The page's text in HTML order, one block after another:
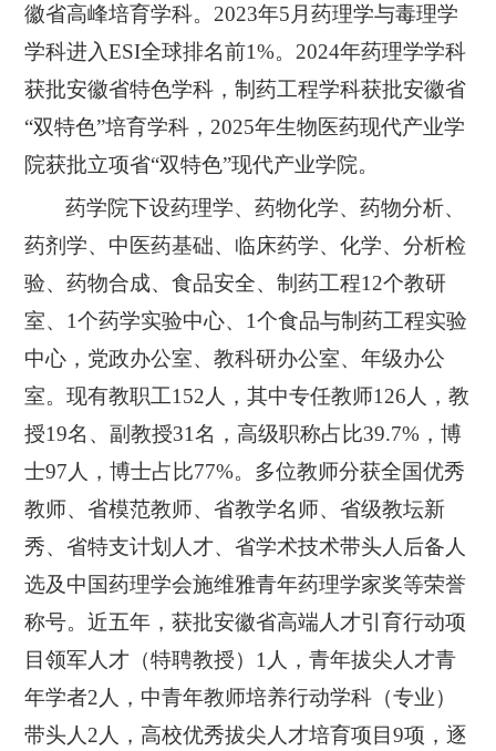
徽省高峰培育学科。2023年5月药理学与毒理学
学科进入ESI全球排名前1%。2024年药理学学科
获批安徽省特色学科，制药工程学科获批安徽省
“双特色”培育学科，2025年生物医药现代产业学
院获批立项省“双特色”现代产业学院。
药学院下设药理学、药物化学、药物分析、
药剂学、中医药基础、临床药学、化学、分析检
验、药物合成、食品安全、制药工程12个教研
室、1个药学实验中心、1个食品与制药工程实验
中心，党政办公室、教科研办公室、年级办公
室。现有教职工152 人，其中专任教师126 人，教
授19名、副教授31名，高级职称占比39.7% ，博
士97 人，博士占比77%。多位教师分获全国优秀
教师、省模范教师、省教学名师、省级教坛新
秀、省特支计划人才、省学术技术带头人后备人
选及中国药理学会施维雅青年药理学家奖等荣誉
称号。近五年，获批安徽省高端人才引育行动项
目领军人才（特聘教授） 1 人，青年拔尖人才青
年学者2人，中青年教师培养行动学科（专业）
带头人2人，高校优秀拔尖人才培育项目9项，逐